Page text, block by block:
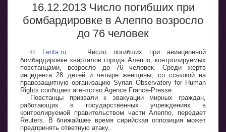
16.12.2013 Число погибших при
бомбардировке в Алеппо возросло
до 76 человек
© Lenta.ru Число погибших при авиационной
бомбардировке кварталов города Алеппо, контролируемых
повстанцами, возросло до 76 человек. Среди жертв
инцидента 28 детей и четыре женщины, со ссылкой на
правозащитную организацию Syrian Observatory for Human
Rights сообщает агентство Agence France-Presse.
Повстанцы призвали к эвакуации мирных граждан,
работающих в государственных учреждениях в
контролируемой правительством части Алеппо, передает
Reuters. В ближайшее время сирийская оппозиция может
предпринять ответную атаку.